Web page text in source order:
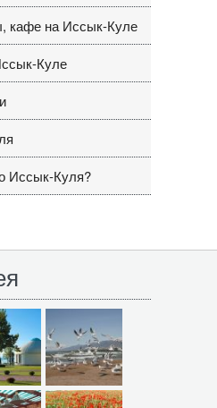
кафе на Иссык-Куле
Куле
Иссык-Куля?